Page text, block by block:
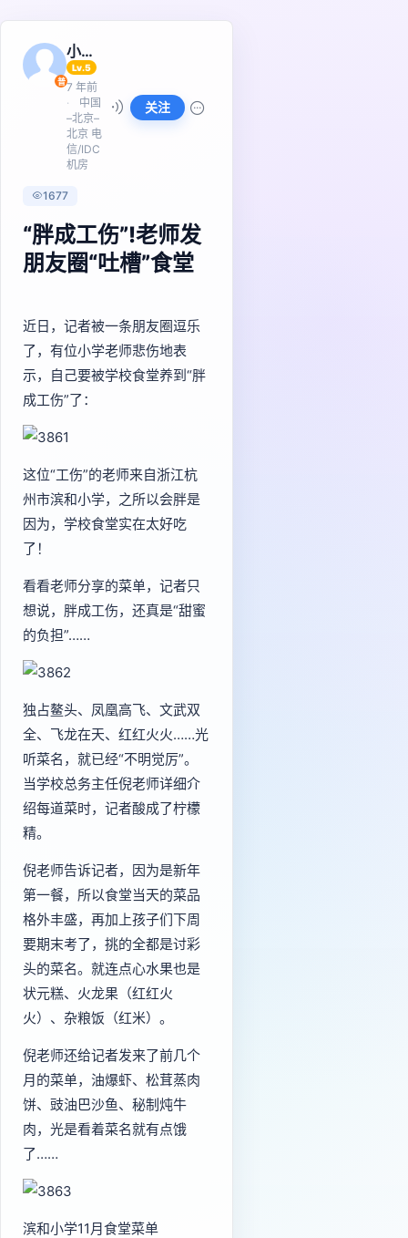
普
小助手
Lv.5
7 年前
中国
–北京–
北京 电
信/IDC
机房
关注
1677
“胖成工伤”!老师发
朋友圈“吐槽”食堂
近日，记者被一条朋友圈逗乐
了，有位小学老师悲伤地表
示，自己要被学校食堂养到“胖
成工伤”了：
这位“工伤”的老师来自浙江杭
州市滨和小学，之所以会胖是
因为，学校食堂实在太好吃
了！
看看老师分享的菜单，记者只
想说，胖成工伤，还真是“甜蜜
的负担”……
独占鳌头、凤凰高飞、文武双
全、飞龙在天、红红火火……光
听菜名，就已经“不明觉厉”。
当学校总务主任倪老师详细介
绍每道菜时，记者酸成了柠檬
精。
倪老师告诉记者，因为是新年
第一餐，所以食堂当天的菜品
格外丰盛，再加上孩子们下周
要期末考了，挑的全都是讨彩
头的菜名。就连点心水果也是
状元糕、火龙果（红红火
火）、杂粮饭（红米）。
倪老师还给记者发来了前几个
月的菜单，油爆虾、松茸蒸肉
饼、豉油巴沙鱼、秘制炖牛
肉，光是看着菜名就有点饿
了……
滨和小学11月食堂菜单